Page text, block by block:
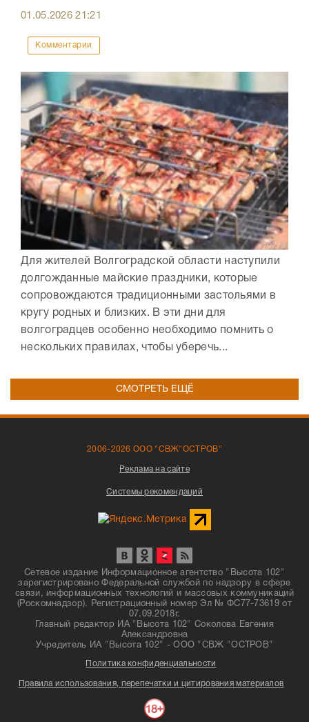
01.05.202621:21
Комментарии
Для жителей Волгоградской области наступили
долгожданные майские праздники, которые
сопровождаются традиционными застольями в
кругу родных и близких. В эти дни для
волгоградцев особенно необходимо помнить о
нескольких правилах, чтобы уберечь...
СМОТРЕТЬ ЕЩЁ
2006-2026 ООО "СВЖ"ОСТРОВ"
Реклама на сайте
Системы рекомендаций
Сетевое издание Информационное агентство "Высота 102"
зарегистрировано Федеральной службой по надзору в сфере
связи, информационных технологий и массовых коммуникаций
(Роскомнадзор). Регистрационный номер Эл № ФС77-73619 от
07.09.2018г.
Главный редактор ИА "Высота 102" Соколова Евгения
Александровна
Учредитель ИА "Высота 102" - ООО "СВЖ "ОСТРОВ"
Политика конфиденциальности
Правила использования, перепечатки и цитирования материалов